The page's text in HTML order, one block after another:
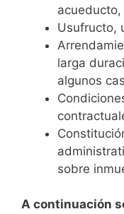
acueducto,
Usufructo,
larga
algunos
sobre
A continuación